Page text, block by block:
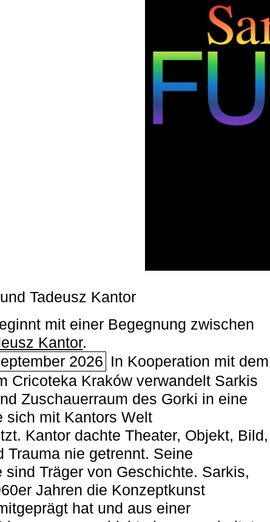
Tadeusz Kantor
mit einer Begegnung zwischen
Kantor.
2026 In Kooperation mit dem
Cricoteka Kraków verwandelt Sarkis
Zuschauerraum des Gorki in eine
sich mit Kantors Welt
Kantor dachte Theater, Objekt, Bild,
Trauma nie getrennt. Seine
sind Träger von Geschichte. Sarkis,
Jahren die Konzeptkunst
hat und aus einer